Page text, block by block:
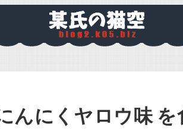
んにくヤロウ味 を